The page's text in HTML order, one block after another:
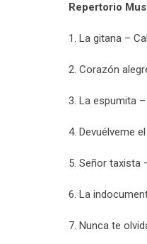
Repertorio
1. La gitana –
2. Corazón
3. La espumita
4. Devuélveme
5. Señor taxista
6. La
7. Nunca te